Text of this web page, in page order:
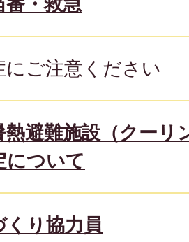
にご注意ください
熱避難施設（クーリ
について
くり協力員